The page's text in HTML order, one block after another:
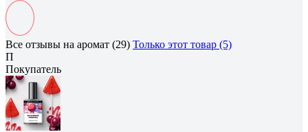
Все отзывы на аромат (29) Только этот товар (5)
П
Покупатель